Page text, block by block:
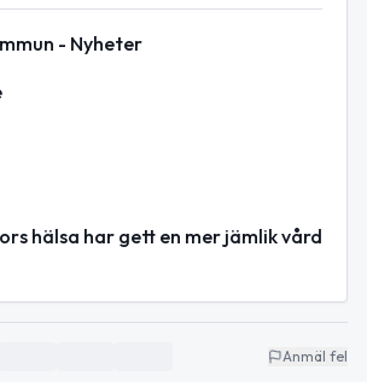
- Nyheter
hälsa har gett en mer jämlik vård
Anmäl fel